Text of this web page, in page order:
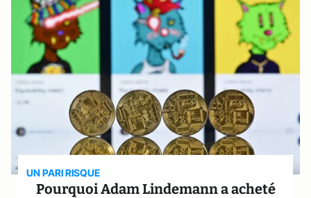
UN PARI RISQUE
Pourquoi Adam Lindemann a acheté